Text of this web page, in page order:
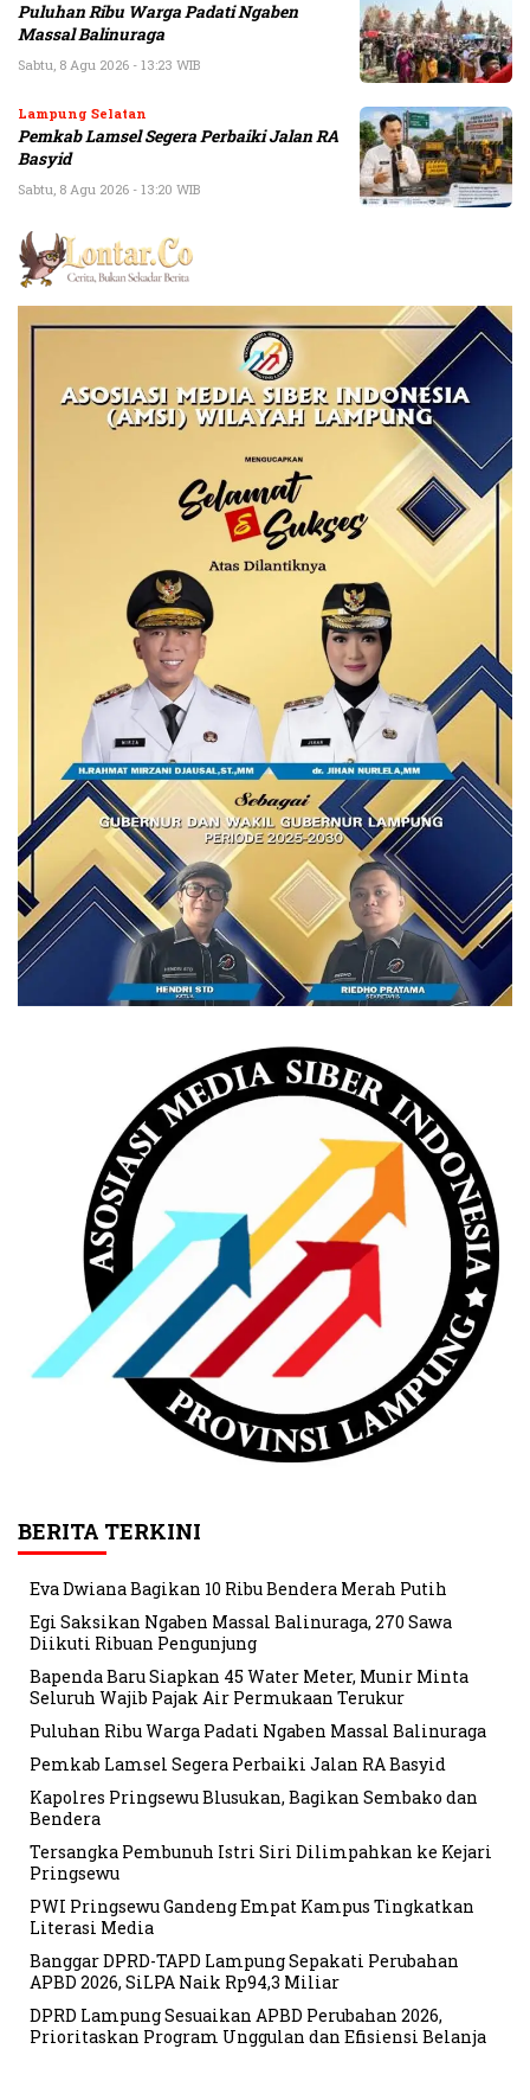
Puluhan Ribu Warga Padati Ngaben
Massal Balinuraga
Sabtu, 8 Agu 2026 - 13:23 WIB
Lampung Selatan
Pemkab Lamsel Segera Perbaiki Jalan RA
Basyid
Sabtu, 8 Agu 2026 - 13:20 WIB
BERITA TERKINI
Eva Dwiana Bagikan 10 Ribu Bendera Merah Putih
Egi Saksikan Ngaben Massal Balinuraga, 270 Sawa
Diikuti Ribuan Pengunjung
Bapenda Baru Siapkan 45 Water Meter, Munir Minta
Seluruh Wajib Pajak Air Permukaan Terukur
Puluhan Ribu Warga Padati Ngaben Massal Balinuraga
Pemkab Lamsel Segera Perbaiki Jalan RA Basyid
Kapolres Pringsewu Blusukan, Bagikan Sembako dan
Bendera
Tersangka Pembunuh Istri Siri Dilimpahkan ke Kejari
Pringsewu
PWI Pringsewu Gandeng Empat Kampus Tingkatkan
Literasi Media
Banggar DPRD-TAPD Lampung Sepakati Perubahan
APBD 2026, SiLPA Naik Rp94,3 Miliar
DPRD Lampung Sesuaikan APBD Perubahan 2026,
Prioritaskan Program Unggulan dan Efisiensi Belanja